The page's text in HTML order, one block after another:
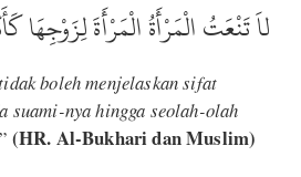
لاَ تَنْعَتُ الْمَرْأَةُ الْمَرْأَةَ لِزَوْجِهَا
boleh menjelaskan sifat
suami-nya hingga seolah-olah
” (HR. Al-Bukhari dan Muslim)